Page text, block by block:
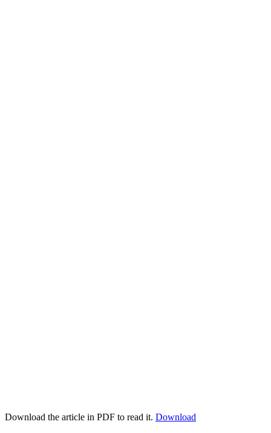
Download the article in PDF to read it. Download